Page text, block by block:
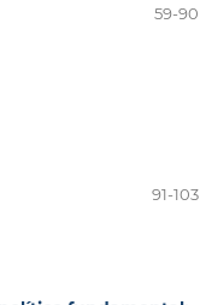
59-90
91-103